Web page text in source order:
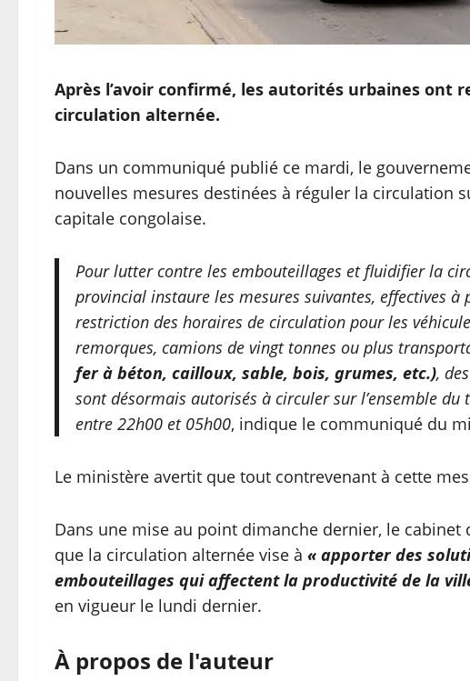
Après l’avoir confirmé, les autorités urbaines ont
circulation alternée.
Dans un communiqué publié ce mardi, le
nouvelles mesures destinées à réguler la circulation
capitale congolaise.
Pour lutter contre les embouteillages et fluidifier la
provincial instaure les mesures suivantes, effectives
restriction des horaires de circulation pour les
remorques, camions de vingt tonnes ou plus
fer à béton, cailloux, sable, bois, grumes, etc.),
sont désormais autorisés à circuler sur l’ensemble
entre 22h00 et 05h00, indique le communiqué du
Le ministère avertit que tout contrevenant à cette
Dans une mise au point dimanche dernier, le cabinet
que la circulation alternée vise à « apporter des
embouteillages qui affectent la productivité de la
en vigueur le lundi dernier.
À propos de l'auteur